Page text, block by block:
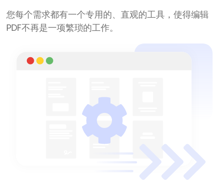
您每个需求都有一个专用的、直观的工具，使得编辑
PDF不再是一项繁琐的工作。